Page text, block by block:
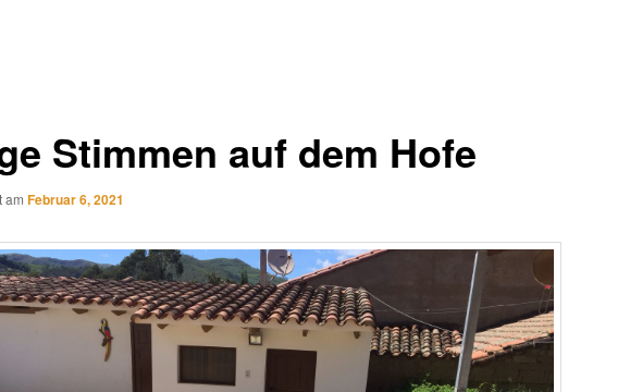
Stimmen auf dem Hofe
am Februar 6, 2021